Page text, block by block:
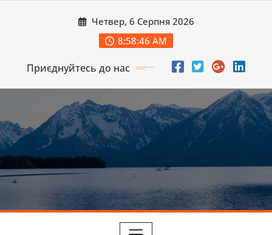
Четвер, 6 Серпня 2026
8:58:48 AM
Приєднуйтесь до нас